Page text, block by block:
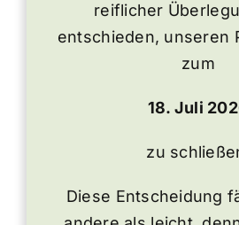
reiflicher
entschieden, unseren
zum
18. Juli
zu
Diese Entscheidung